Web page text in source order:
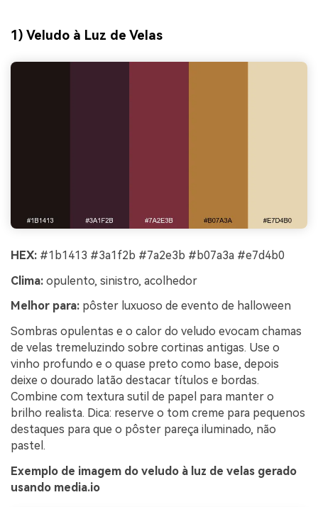
1) Veludo à Luz de Velas
HEX: #1b1413 #3a1f2b #7a2e3b #b07a3a #e7d4b0
Clima: opulento, sinistro, acolhedor
Melhor para: pôster luxuoso de evento de halloween
Sombras opulentas e o calor do veludo evocam chamas
de velas tremeluzindo sobre cortinas antigas. Use o
vinho profundo e o quase preto como base, depois
deixe o dourado latão destacar títulos e bordas.
Combine com textura sutil de papel para manter o
brilho realista. Dica: reserve o tom creme para pequenos
destaques para que o pôster pareça iluminado, não
pastel.
Exemplo de imagem do veludo à luz de velas gerado
usando media.io